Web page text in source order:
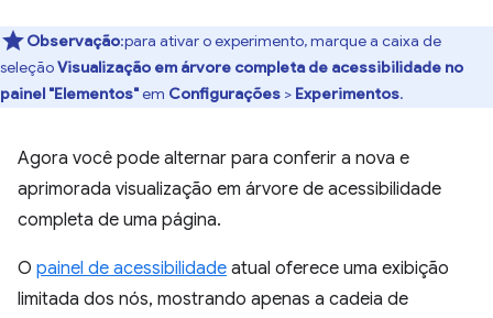
Observação:para ativar o experimento, marque a caixa de
seleçãoVisualização em árvore completa de acessibilidade no
painel "Elementos"em Configurações > Experimentos.
Agora você pode alternar para conferir a nova e
aprimorada visualização em árvore de acessibilidade
completa de uma página.
O painel de acessibilidade atual oferece uma exibição
limitada dos nós, mostrando apenas a cadeia de